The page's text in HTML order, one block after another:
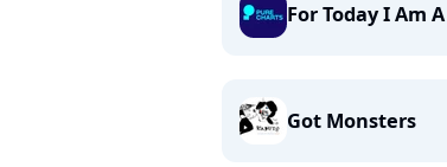
For Today I Am
Got Monsters